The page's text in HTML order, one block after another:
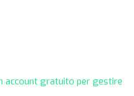
account gratuito per gestire